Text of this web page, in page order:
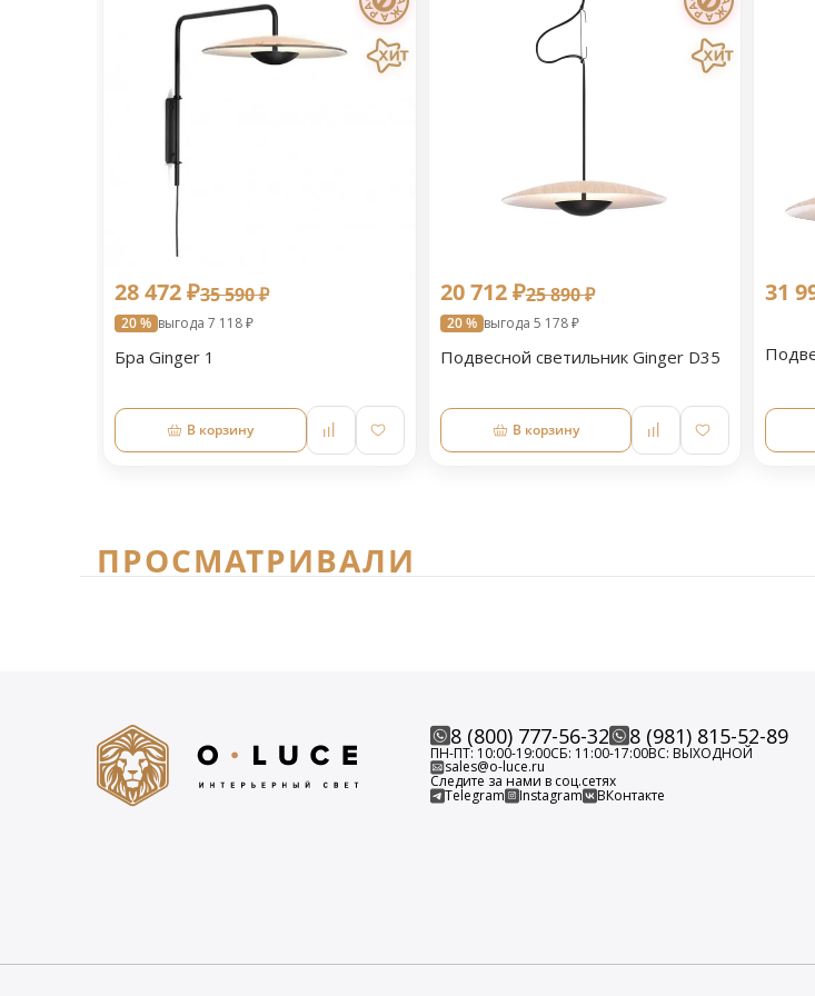
28 472 ₽35 590 ₽
20 % выгода 7 118 ₽
Бра Ginger 1
В корзину
20 712 ₽25 890 ₽
20 % выгода 5 178 ₽
Подвесной светильник Ginger D35
В корзину
31
ПРОСМАТРИВАЛИ
8 (800) 777-56-32 8 (981) 815-52-89
ПН-ПТ: 10:00-19:00СБ: 11:00-17:00ВС: ВЫХОДНОЙ
sales@o-luce.ru
Следите за нами в соц.сетях
Telegram Instagram ВКонтакте